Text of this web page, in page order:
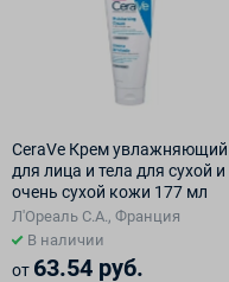
CeraVe Крем увлажняющий
для лица и тела для сухой и
очень сухой кожи 177 мл
Л'Ореаль С.А., Франция
В наличии
от 63.54 руб.